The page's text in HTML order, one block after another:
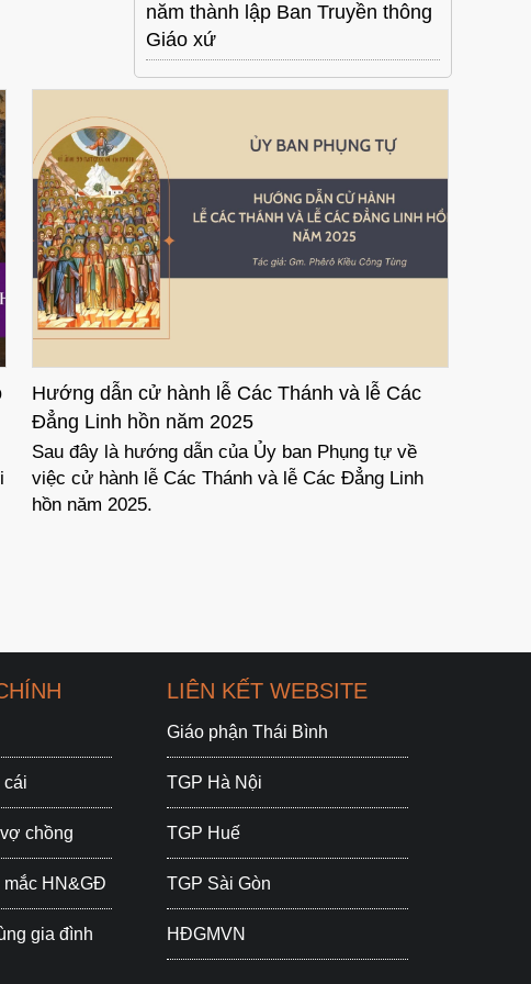
năm thành lập Ban Truyền thông
Giáo xứ
Ủy ban Thánh nhạc: Bài hát “Cầu cho Đức
Giáo Hoàng”
Theo yêu cầu của các cộng đoàn, Ủy ban Thánh
nhạc trực thuộc Hội đồng Giám mục Việt Nam xin
gửi bài hát cầu cho Đức Giáo hoàng khi chuẩn bị
cái
chồng
mắc HN&GĐ
gia đình
LIÊN KẾT WEBSITE
Giáo phận Thái Bình
TGP Hà Nội
TGP Huế
TGP Sài Gòn
HĐGMVN